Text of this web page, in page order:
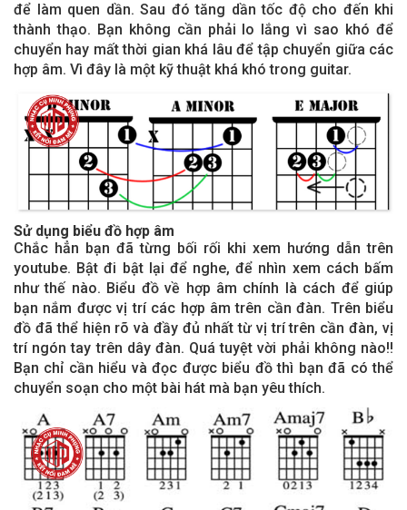
để làm quen dần. Sau đó tăng dần tốc độ cho đến khi
thành thạo. Bạn không cần phải lo lắng vì sao khó để
chuyển hay mất thời gian khá lâu để tập chuyển giữa các
hợp âm. Vì đây là một kỹ thuật khá khó trong guitar.
Sử dụng biểu đồ hợp âm
Chắc hẳn bạn đã từng bối rối khi xem hướng dẫn trên
youtube. Bật đi bật lại để nghe, để nhìn xem cách bấm
như thế nào. Biểu đồ về hợp âm chính là cách để giúp
bạn nắm được vị trí các hợp âm trên cần đàn. Trên biểu
đồ đã thể hiện rõ và đầy đủ nhất từ vị trí trên cần đàn, vị
trí ngón tay trên dây đàn. Quá tuyệt vời phải không nào!!
Bạn chỉ cần hiểu và đọc được biểu đồ thì bạn đã có thể
chuyển soạn cho một bài hát mà bạn yêu thích.